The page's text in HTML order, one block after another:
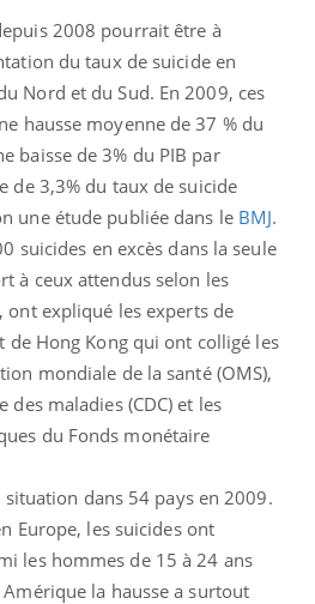
2008 pourrait être à
du taux de suicide en
Nord et du Sud. En 2009, ces
hausse moyenne de 37 % du
baisse de 3% du PIB par
de 3,3% du taux de suicide
une étude publiée dans le BMJ.
suicides en excès dans la seule
à ceux attendus selon les
ont expliqué les experts de
de Hong Kong qui ont colligé les
mondiale de la santé (OMS),
des maladies (CDC) et les
du Fonds monétaire
dans 54 pays en 2009.
Europe, les suicides ont
les hommes de 15 à 24 ans
la hausse a surtout